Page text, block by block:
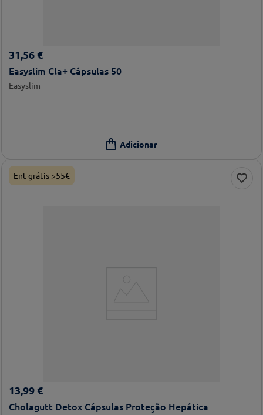
31,56 €
Easyslim Cla+ Cápsulas 50
Easyslim
Ent grátis >55€
13,99 €
Cholagutt Detox Cápsulas Proteção Hepática